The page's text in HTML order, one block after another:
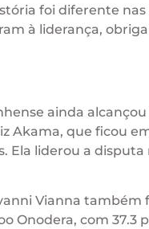
foi diferente
à liderança,
ainda
Akama, que ficou
Ela liderou a
Vianna também
Onodera, com